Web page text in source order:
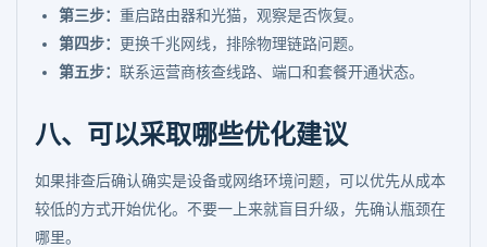
第三步： 重启路由器和光猫，观察是否恢复。
第四步： 更换千兆网线，排除物理链路问题。
第五步： 联系运营商核查线路、端口和套餐开通状态。
八、可以采取哪些优化建议
如果排查后确认确实是设备或网络环境问题，可以优先从成本
较低的方式开始优化。不要一上来就盲目升级，先确认瓶颈在
哪里。